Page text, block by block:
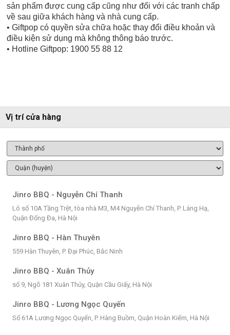
sản phẩm được cung cấp cũng như đối với các tranh chấp
về sau giữa khách hàng và nhà cung cấp.
• Giftpop có quyền sửa chữa hoặc thay đổi điều khoản và
điều kiện sử dụng mà không thông báo trước.
• Hotline Giftpop: 1900 55 88 12
Vị trí cửa hàng
Jinro BBQ - Nguyễn Chí Thanh
Lô số 10A Tầng Trệt, tòa nhà M3, M4 Nguyễn Chí Thanh, P. Láng Hạ,
Quận Đống Đa, Hà Nội
Jinro BBQ - Hàn Thuyên
559 Hàn Thuyên, P. Đại Phúc, Bắc Ninh
Jinro BBQ - Xuân Thủy
số 9, Ngõ 181 Xuân Thủy, Quận Cầu Giấy, Hà Nội
Jinro BBQ - Lương Ngọc Quyến
Số 61A Lương Ngọc Quyến, P. Hàng Buồm, Quận Hoàn Kiếm, Hà Nội